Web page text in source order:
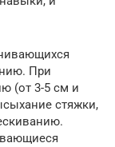
При
(от 3-5 см и
стяжки,